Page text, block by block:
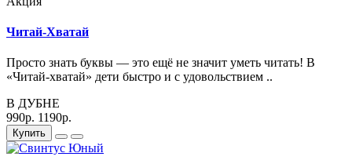
Читай-Хватай
Просто знать буквы — это ещё не значит уметь читать! В
«Читай-хватай» дети быстро и с удовольствием ..
В ДУБНЕ
990р. 1190р.
Купить